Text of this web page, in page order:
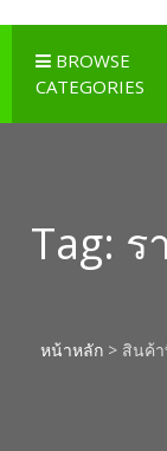
BROWSE
CATEGORIES
Tag: ร
หน้าหลัก> สินค้า